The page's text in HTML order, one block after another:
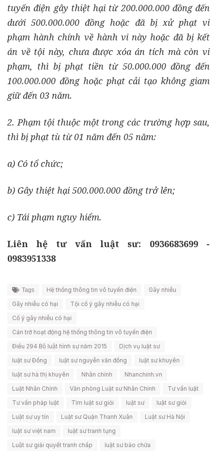
tuyến điện gây thiệt hại từ 200.000.000 đồng đến
dưới 500.000.000 đồng hoặc đã bị xử phạt vi
phạm hành chính về hành vi này hoặc đã bị kết
án về tội này, chưa được xóa án tích mà còn vi
phạm, thì bị phạt tiền từ 50.000.000 đồng đến
100.000.000 đồng hoặc phạt cải tạo không giam
giữ đến 03 năm.
2. Phạm tội thuộc một trong các trường hợp sau,
thì bị phạt tù từ 01 năm đến 05 năm:
a) Có tổ chức;
b) Gây thiệt hại 500.000.000 đồng trở lên;
c) Tái phạm nguy hiểm.
Liên hệ tư vấn luật sư: 0936683699 -
0983951338
Tags Hệ thống thông tin vô tuyến điện
Gây nhiễu
Gây nhiễu có hại
Tội cố ý gây nhiễu có hại
Cố ý gây nhiễu có hại
Cản trở hoạt động hệ thống thông tin vô tuyến điện
Điều 294 Bộ luật hình sự năm 2015
Dịch vụ luật sư
luật sư Đồng
luật sư nguyễn văn đồng
luật sư khuyên
luật sư hà thị khuyên
Nhân chính
Nhanchinh.vn
Luật Nhân Chính
Văn phòng Luật sư Nhân Chính
Tư vấn luật
Tư vấn pháp luật
Tìm luật sư giỏi luật sư
luật sư giỏi
Luật sư uy tín
Luật sư Quận Thanh Xuân
Luật sư Hà Nội
luật sư việt nam
luật sư tranh tụng
Luật sư giải quyết tranh chấp
luật sư bào chữa